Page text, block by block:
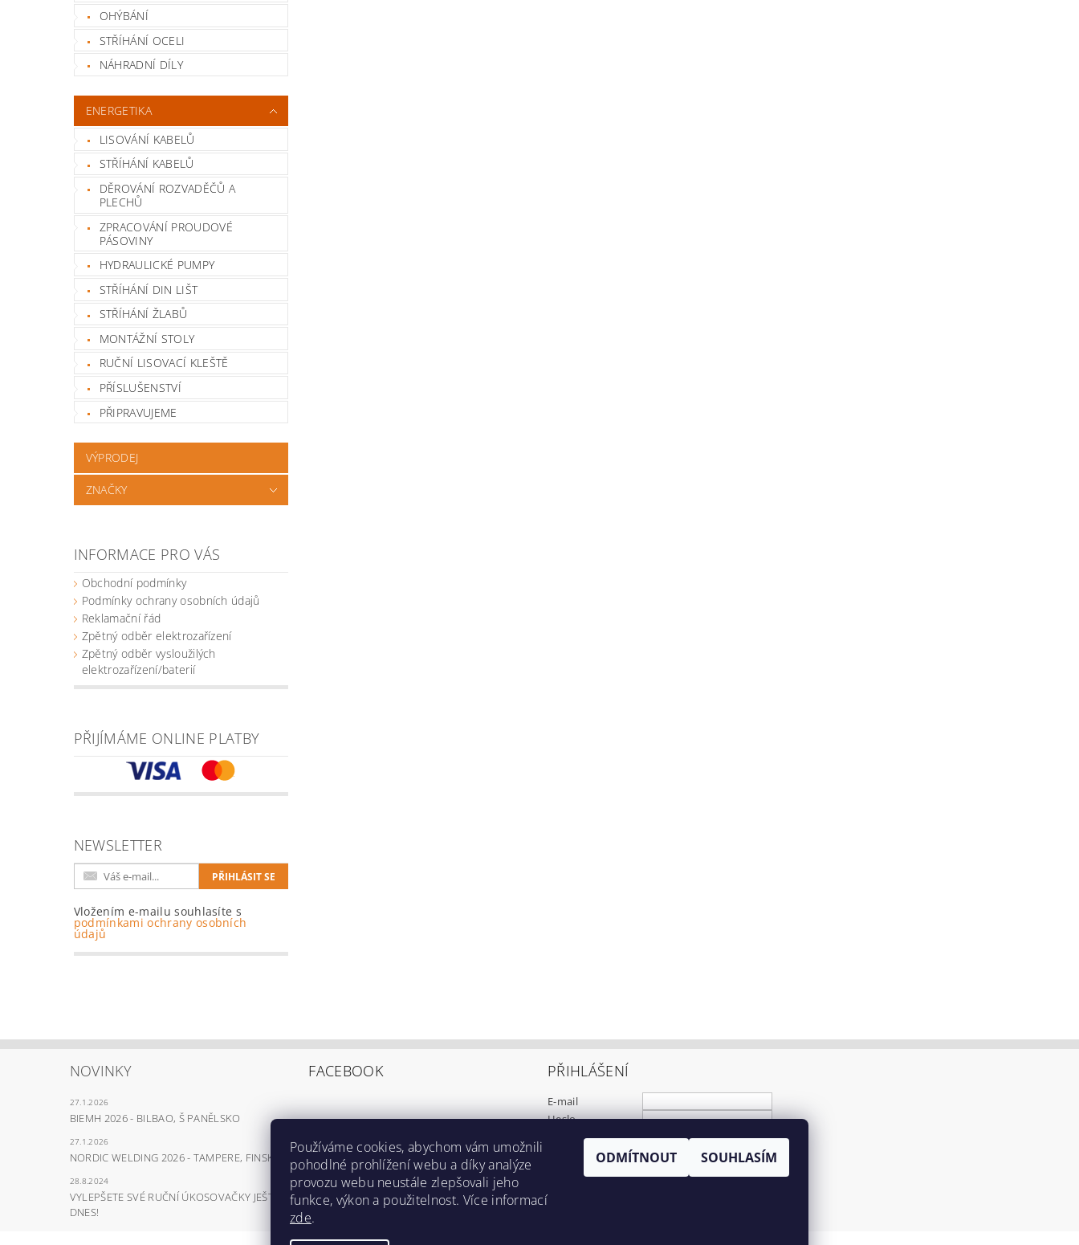
OHÝBÁNÍ
STŘÍHÁNÍ OCELI
NÁHRADNÍ DÍLY
ENERGETIKA
LISOVÁNÍ KABELŮ
STŘÍHÁNÍ KABELŮ
DĚROVÁNÍ ROZVADĚČŮ A
PLECHŮ
ZPRACOVÁNÍ PROUDOVÉ
PÁSOVINY
HYDRAULICKÉ PUMPY
STŘÍHÁNÍ DIN LIŠT
STŘÍHÁNÍ ŽLABŮ
MONTÁŽNÍ STOLY
RUČNÍ LISOVACÍ KLEŠTĚ
PŘÍSLUŠENSTVÍ
PŘIPRAVUJEME
VÝPRODEJ
ZNAČKY
INFORMACE PRO VÁS
Obchodní podmínky
Podmínky ochrany osobních údajů
Reklamační řád
Zpětný odběr elektrozařízení
Zpětný odběr vysloužilých
elektrozařízení/baterií
PŘIJÍMÁME ONLINE PLATBY
NEWSLETTER
Vložením e-mailu souhlasíte s
podmínkami ochrany osobních
údajů
NOVINKY
27.1.2026
BIEMH 2026 - BILBAO, Š PANĚLSKO
27.1.2026
NORDIC WELDING 2026 - TAMPERE, FINSKO
28.8.2024
VYLEPŠETE SVÉ RUČNÍ ÚKOSOVAČKY JEŠTĚ
DNES!
FACEBOOK PŘIHLÁŠENÍ
E-mail
Heslo
Registrace
Zapomenuté heslo
Používáme cookies, abychom vám umožnili
pohodlné prohlížení webu a díky analýze
provozu webu neustále zlepšovali jeho
funkce, výkon a použitelnost. Více informací
zde.
ODMÍTNOUT SOUHLASÍM